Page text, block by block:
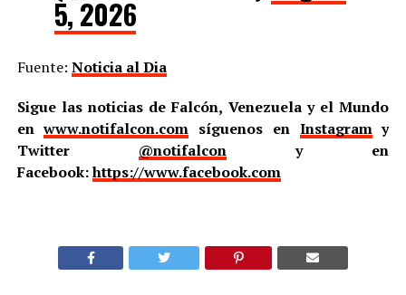
5, 2026
Fuente: Noticia al Dia
Sigue las noticias de Falcón, Venezuela y el Mundo
enwww.notifalcon.com síguenos en Instagramy
Twitter @notifalcony en
Facebook:https://www.facebook.com